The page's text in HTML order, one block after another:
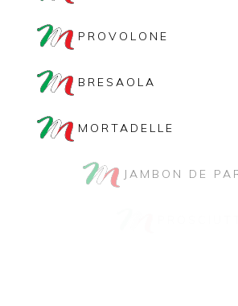
PROVOLONE
BRESAOLA
MORTADELLE
JAMBON DE PARME